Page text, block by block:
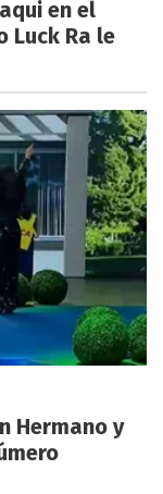
en el
Luck Ra le
Hermano y